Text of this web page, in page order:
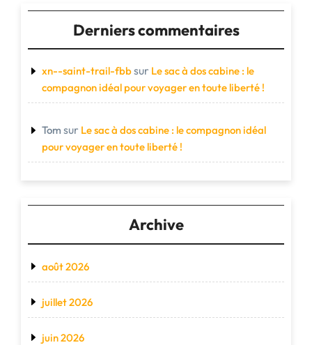
Derniers commentaires
xn--saint-trail-fbbsur Le sac à dos cabine : le
compagnon idéal pour voyager en toute liberté !
Tom sur Le sac à dos cabine : le compagnon idéal
pour voyager en toute liberté !
Archive
août 2026
juillet 2026
juin 2026